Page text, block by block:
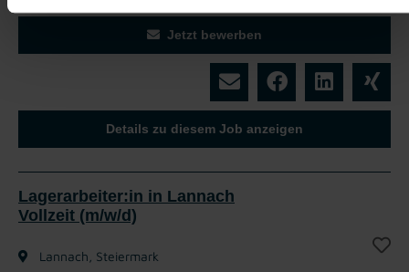
Jetzt bewerben
Details zu diesem Job anzeigen
Lagerarbeiter:in in Lannach
Vollzeit (m/w/d)
Lannach, Steiermark